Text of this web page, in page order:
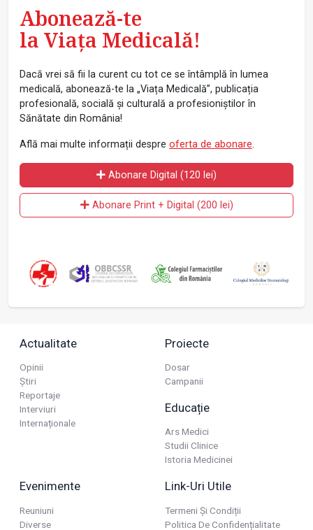
Abonează-te
la Viața Medicală!
Dacă vrei să fii la curent cu tot ce se întâmplă în lumea
medicală, abonează-te la „Viața Medicală”, publicația
profesională, socială și culturală a profesioniștilor în
Sănătate din România!
Află mai multe informații despre oferta de abonare.
Abonare Digital (120 lei)
Abonare Print + Digital (200 lei)
Actualitate
Opinii
Știri
Reportaje
Interviuri
Internaționale
Proiecte
Dosar
Campanii
Educație
Ars Medici
Studii Clinice
Istoria Medicinei
Evenimente
Reuniuni
Diverse
Link-Uri Utile
Termeni Și Condiții
Politica De Confidențialitate